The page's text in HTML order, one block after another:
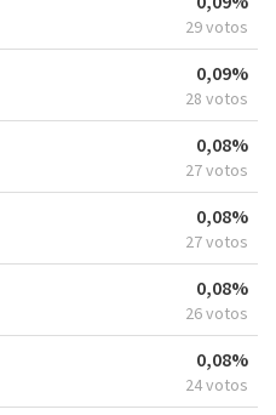
29 votos
0,09%
28 votos
0,08%
27 votos
0,08%
27 votos
0,08%
26 votos
0,08%
24 votos